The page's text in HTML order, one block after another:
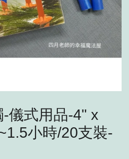
儀式用品-4" x
小時/20支裝-